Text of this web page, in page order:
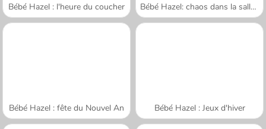
Bébé Hazel : l'heure du coucher Bébé Hazel: chaos dans la salle de bains
Bébé Hazel : fête du Nouvel An Bébé Hazel : Jeux d'hiver